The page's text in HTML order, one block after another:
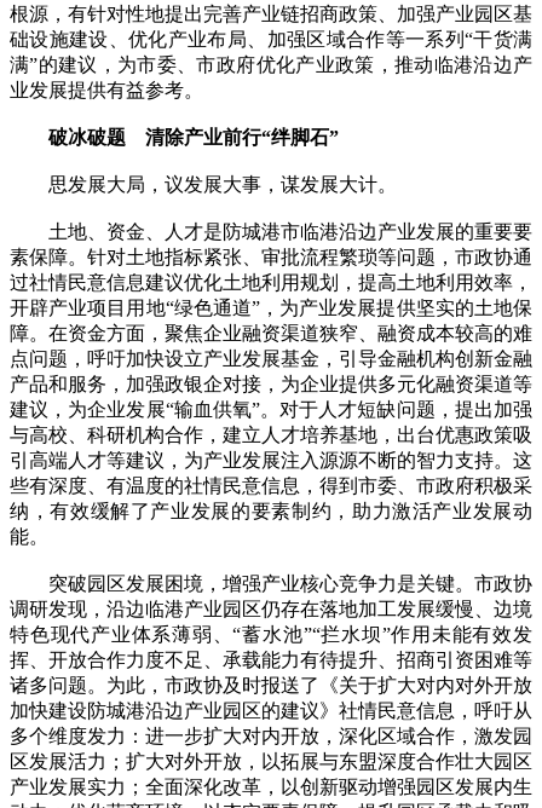
根源，有针对性地提出完善产业链招商政策、加强产业园区基
础设施建设、优化产业布局、加强区域合作等一系列“干货满
满”的建议，为市委、市政府优化产业政策，推动临港沿边产
业发展提供有益参考。
破冰破题 清除产业前行“绊脚石”
思发展大局，议发展大事，谋发展大计。
土地、资金、人才是防城港市临港沿边产业发展的重要要
素保障。针对土地指标紧张、审批流程繁琐等问题，市政协通
过社情民意信息建议优化土地利用规划，提高土地利用效率，
开辟产业项目用地“绿色通道”，为产业发展提供坚实的土地保
障。在资金方面，聚焦企业融资渠道狭窄、融资成本较高的难
点问题，呼吁加快设立产业发展基金，引导金融机构创新金融
产品和服务，加强政银企对接，为企业提供多元化融资渠道等
建议，为企业发展“输血供氧”。对于人才短缺问题，提出加强
与高校、科研机构合作，建立人才培养基地，出台优惠政策吸
引高端人才等建议，为产业发展注入源源不断的智力支持。这
些有深度、有温度的社情民意信息，得到市委、市政府积极采
纳，有效缓解了产业发展的要素制约，助力激活产业发展动
能。
突破园区发展困境，增强产业核心竞争力是关键。市政协
调研发现，沿边临港产业园区仍存在落地加工发展缓慢、边境
特色现代产业体系薄弱、“蓄水池”“拦水坝”作用未能有效发
挥、开放合作力度不足、承载能力有待提升、招商引资困难等
诸多问题。为此，市政协及时报送了《关于扩大对内对外开放
加快建设防城港沿边产业园区的建议》社情民意信息，呼吁从
多个维度发力：进一步扩大对内开放，深化区域合作，激发园
区发展活力；扩大对外开放，以拓展与东盟深度合作壮大园区
产业发展实力；全面深化改革，以创新驱动增强园区发展内生